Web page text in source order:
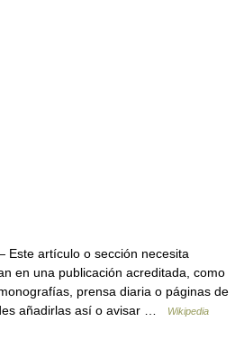
Este artículo o sección necesita
en una publicación acreditada, como
prensa diaria o páginas de
añadirlas así o avisar …
Wikipedia